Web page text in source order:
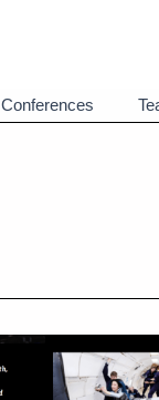
Conferences